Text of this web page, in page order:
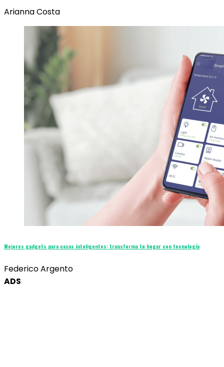
Arianna Costa
Mejores gadgets para casas inteligentes: transforma tu hogar con tecnología
Federico Argento
ADS